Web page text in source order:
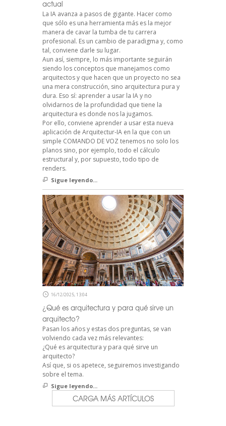
actual
La IA avanza a pasos de gigante. Hacer como
que sólo es una herramienta más es la mejor
manera de cavar la tumba de tu carrera
profesional. Es un cambio de paradigma y, como
tal, conviene darle su lugar.
Aun así, siempre, lo más importante seguirán
siendo los conceptos que manejamos como
arquitectos y que hacen que un proyecto no sea
una mera construcción, sino arquitectura pura y
dura. Eso sí: aprender a usar la IA y no
olvidarnos de la profundidad que tiene la
arquitectura es donde nos la jugamos.
Por ello, conviene aprender a usar esta nueva
aplicación de Arquitectur-IA en la que con un
simple COMANDO DE VOZ tenemos no solo los
planos sino, por ejemplo, todo el cálculo
estructural y, por supuesto, todo tipo de
renders.
Sigue leyendo...
16/12/2025, 13:04
¿Qué es arquitectura y para qué sirve un
arquitecto?
Pasan los años y estas dos preguntas, se van
volviendo cada vez más relevantes:
¿Qué es arquitectura y para qué sirve un
arquitecto?
Así que, si os apetece, seguiremos investigando
sobre el tema.
Sigue leyendo...
CARGA MÁS ARTÍCULOS